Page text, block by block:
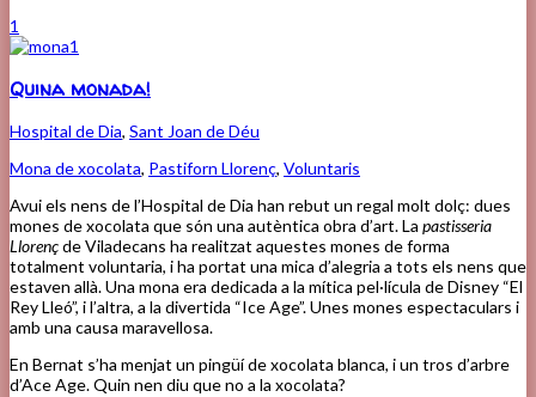
1
Quina monada!
Hospital de Dia, Sant Joan de Déu
Mona de xocolata, Pastiforn Llorenç, Voluntaris
Avui els nens de l’Hospital de Dia han rebut un regal molt dolç: dues
mones de xocolata que són una autèntica obra d’art. La pastisseria
Llorençde Viladecans ha realitzat aquestes mones de forma
totalment voluntaria, i ha portat una mica d’alegria a tots els nens que
estaven allà. Una mona era dedicada a la mítica pel·lícula de Disney “El
Rey Lleó”, i l’altra, a la divertida “Ice Age”. Unes mones espectaculars i
amb una causa maravellosa.
En Bernat s’ha menjat un pingüí de xocolata blanca, i un tros d’arbre
d’Ace Age. Quin nen diu que no a la xocolata?